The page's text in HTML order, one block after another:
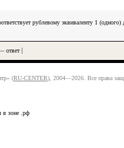
рублевому эквиваленту 1
ответ|
(RU-CENTER), 2004—2026. Все права
в зоне .рф